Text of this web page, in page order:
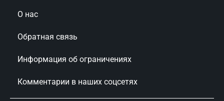
О нас
Обратная связь
Информация об ограничениях
Комментарии в наших соцсетях